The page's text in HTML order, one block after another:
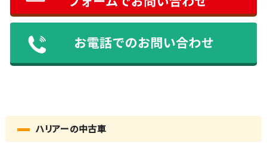
ハリアーの中古車